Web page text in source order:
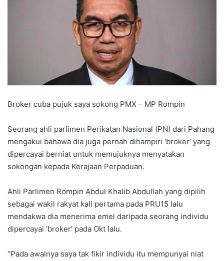
Broker cuba pujuk saya sokong PMX – MP Rompin
Seorang ahli parlimen Perikatan Nasional (PN) dari Pahang
mengakui bahawa dia juga pernah dihampiri ‘broker’ yang
dipercayai berniat untuk memujuknya menyatakan
sokongan kepada Kerajaan Perpaduan.
Ahli Parlimen Rompin Abdul Khalib Abdullah yang dipilih
sebagai wakil rakyat kali pertama pada PRU15 lalu
mendakwa dia menerima emel daripada seorang individu
dipercayai ‘broker’ pada Okt lalu.
“Pada awalnya saya tak fikir individu itu mempunyai niat